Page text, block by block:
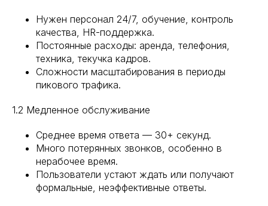
Нужен персонал 24/7, обучение, контроль
качества, HR-поддержка.
Постоянные расходы: аренда, телефония,
техника, текучка кадров.
Сложности масштабирования в периоды
пикового трафика.
1.2 Медленное обслуживание
Среднее время ответа — 30+ секунд.
Много потерянных звонков, особенно в
нерабочее время.
Пользователи устают ждать или получают
формальные, неэффективные ответы.